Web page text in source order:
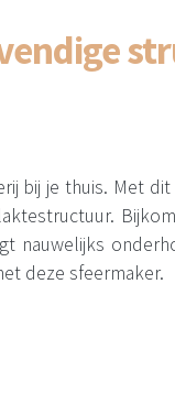
bij je thuis. Met
nauwelijks
deze sfeermaker.